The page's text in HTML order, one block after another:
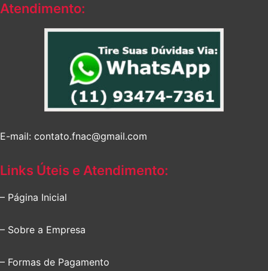
Atendimento:
E-mail: contato.fnac@gmail.com
Links Úteis e Atendimento:
– Página Inicial
– Sobre a Empresa
– Formas de Pagamento